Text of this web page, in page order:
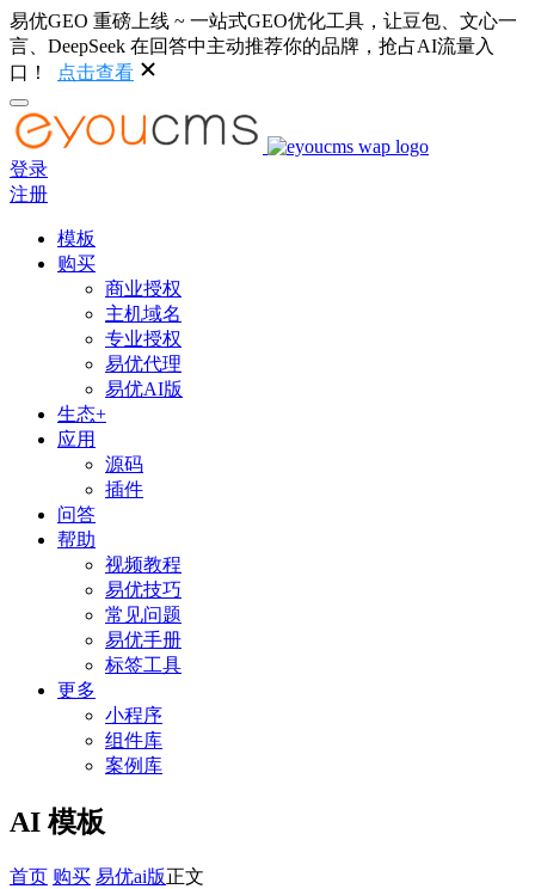
易优GEO 重磅上线 ~ 一站式GEO优化工具，让豆包、文心一
言、DeepSeek 在回答中主动推荐你的品牌，抢占AI流量入
口！
点击查看
登录
注册
模板
购买
商业授权
主机域名
专业授权
易优代理
易优AI版
生态+
应用
源码
插件
问答
帮助
视频教程
易优技巧
常见问题
易优手册
标签工具
更多
小程序
组件库
案例库
AI 模板
首页 购买 易优ai版正文